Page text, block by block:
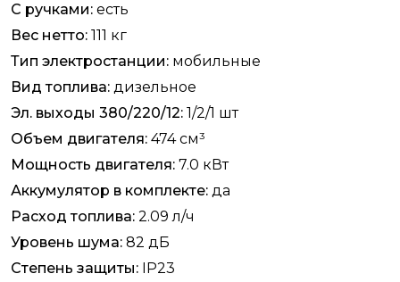
С ручками: есть
Вес нетто: 111 кг
Тип электростанции: мобильные
Вид топлива: дизельное
Эл. выходы 380/220/12: 1/2/1 шт
Объем двигателя: 474 см³
Мощность двигателя: 7.0 кВт
Аккумулятор в комплекте: да
Расход топлива: 2.09 л/ч
Уровень шума: 82 дБ
Степень защиты: IP23